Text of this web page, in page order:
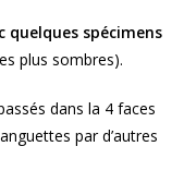
quelques spécimens
plus sombres).
dans la 4 faces
par d’autres